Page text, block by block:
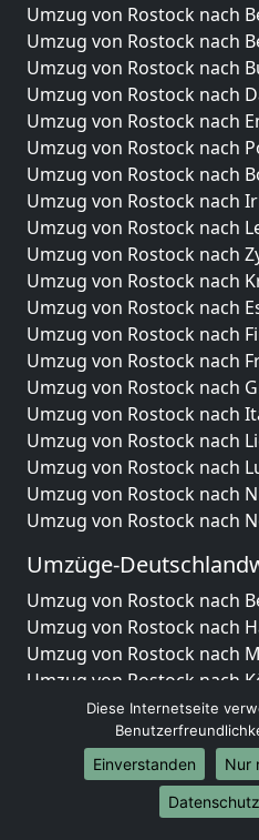
Umzug von Rostock nach
Umzug von Rostock nach
Umzug von Rostock nach
Umzug von Rostock nach
Umzug von Rostock nach
Umzug von Rostock nach
Umzug von Rostock nach
Umzug von Rostock nach
Umzug von Rostock nach
Umzug von Rostock nach
Umzug von Rostock nach
Umzug von Rostock nach
Umzug von Rostock nach
Umzug von Rostock nach
Umzug von Rostock nach
Umzug von Rostock nach
Umzug von Rostock nach
Umzug von Rostock nach
Umzug von Rostock nach
Umzug von Rostock nach
Umzüge-
Umzug von Rostock nach
Umzug von Rostock nach
Umzug von Rostock nach
Umzug von Rostock nach
Umzug von Rostock nach
Umzug von Rostock nach
Umzug von Rostock nach
Umzug von Rostock nach
Umzug von Rostock nach
Diese Internetseite
Einverstanden
Nur